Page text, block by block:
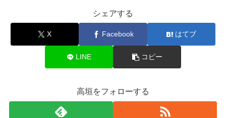
シェアする
X Facebook はてブ
LINE コピー
高垣をフォローする